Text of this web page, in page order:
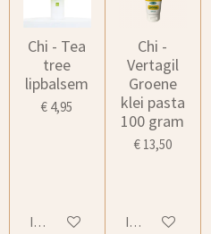
Chi - Tea
tree
lipbalsem
€ 4,95
In winkelwagen
Chi -
Vertagil
Groene
klei pasta
100 gram
€ 13,50
In winkelwagen